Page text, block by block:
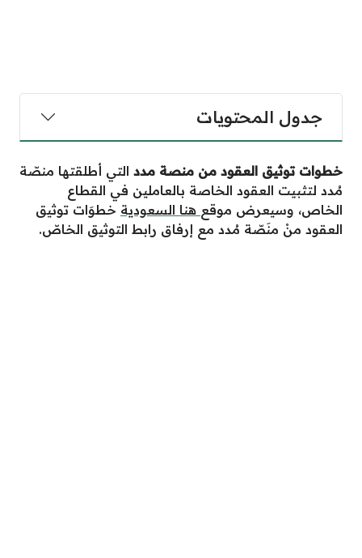
جدول المحتويات
خطوات توثيق العقود من منصة مدد التي أطلقتها منصّة
مُدد لتثبيت العقود الخاصة بالعاملين في القطاع
الخاص، وسيعرض موقع هنا السعودية خطوَات توثيق
العقود منْ منَصّة مُدد مع إرفاق رابط التوثيق الخاصّ.